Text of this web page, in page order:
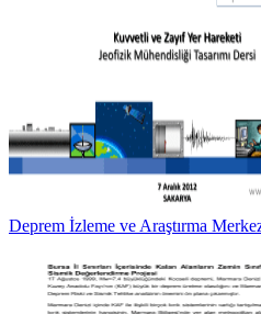
Deprem İzleme ve Araştırma